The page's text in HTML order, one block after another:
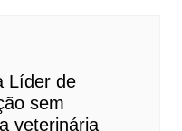
Líder de
sem
veterinária